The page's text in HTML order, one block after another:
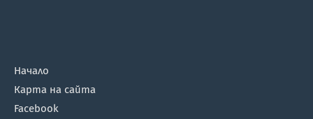
Начало
Карта на сайта
Facebook